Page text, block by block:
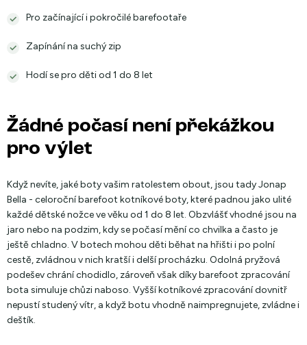
Pro začínající i pokročilé barefootaře
Zapínání na suchý zip
Hodí se pro děti od 1 do 8 let
Žádné počasí není překážkou
pro výlet
Když nevíte, jaké boty vašim ratolestem obout, jsou tady Jonap
Bella - celoroční barefoot kotníkové boty, které padnou jako ulité
každé dětské nožce ve věku od 1 do 8 let. Obzvlášť vhodné jsou na
jaro nebo na podzim, kdy se počasí mění co chvilka a často je
ještě chladno. V botech mohou děti běhat na hřišti i po polní
cestě, zvládnou v nich kratší i delší procházku. Odolná pryžová
podešev chrání chodidlo, zároveň však díky barefoot zpracování
bota simuluje chůzi naboso. Vyšší kotníkové zpracování dovnitř
nepustí studený vítr, a když botu vhodně naimpregnujete, zvládne i
deštík.